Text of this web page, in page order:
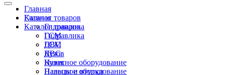
Главная
Каталог товаров
Гидравлика
ГСМ
ДВС
Кузов
Навесное оборудование
Пальцы и втулки
Главная
Каталог товаров
Гидравлика
ГСМ
ДВС
Кузов
Навесное оборудование